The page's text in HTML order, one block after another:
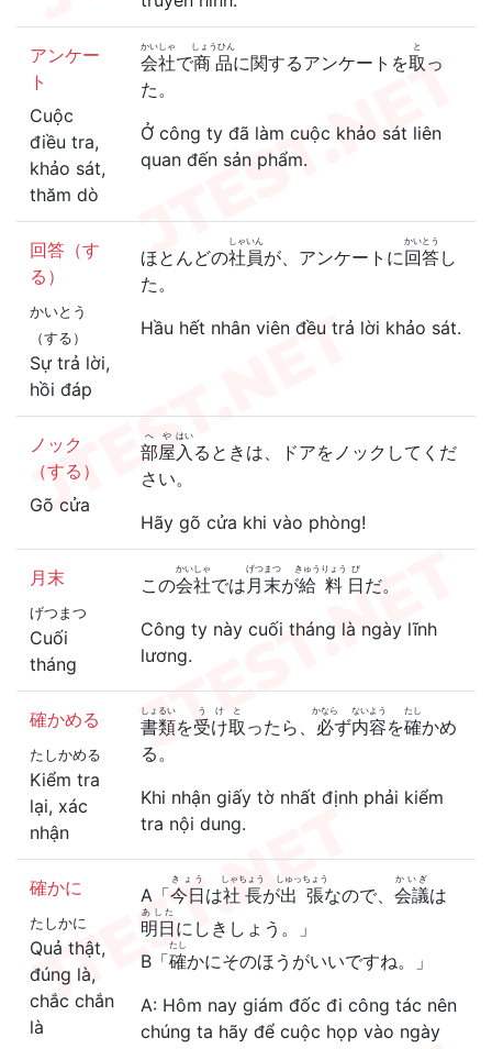
アンケー
ト
Cuộc
điều tra,
khảo sát,
thăm dò
会社
かいしゃ
で商品
しょうひん
に関するアンケートを取
と
っ
た。
Ở công ty đã làm cuộc khảo sát liên
quan đến sản phẩm.
回答（す
る）
かいとう
（する）
Sự trả lời,
hồi đáp
ほとんどの社員
しゃいん
が、アンケートに回答
かいとう
し
た。
Hầu hết nhân viên đều trả lời khảo sát.
ノック
（する）
Gõ cửa
部屋
へや
入
はい
るときは、ドアをノックしてくだ
さい。
Hãy gõ cửa khi vào phòng!
月末
げつまつ
Cuối
tháng
この会社
かいしゃ
では月末
げつまつ
が給料
きゅうりょう
日
び
だ。
Công ty này cuối tháng là ngày lĩnh
lương.
確かめる
たしかめる
Kiểm tra
lại, xác
nhận
書類
しょるい
を受け取
うけと
ったら、 必
かなら
ず内容
ないよう
を確
たし
かめ
る。
Khi nhận giấy tờ nhất định phải kiểm
tra nội dung.
確かに
たしかに
Quả thật,
đúng là,
chắc chắn
là
A「今日
きょう
は社長
しゃちょう
が出張
しゅっちょう
なので、 会議
かいぎ
は
明日
あした
にしきしょう。」
B「確
たし
かにそのほうがいいですね。」
A: Hôm nay giám đốc đi công tác nên
chúng ta hãy để cuộc họp vào ngày